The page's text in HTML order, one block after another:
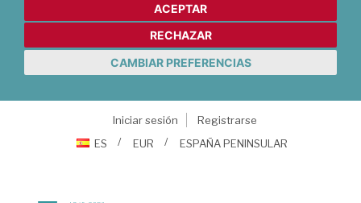
ACEPTAR
RECHAZAR
CAMBIAR PREFERENCIAS
Iniciar sesión
Registrarse
ES
EUR ESPAÑA PENINSULAR